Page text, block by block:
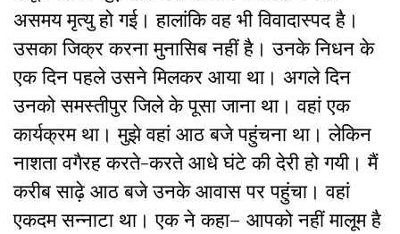
असमय मृत्यु हो गई। हालांकि वह भी विवादास्पद है।
उसका जिक्र करना मुनासिब नहीं है। उनके निधन के
एक दिन पहले उसने मिलकर आया था। अगले दिन
उनको समस्तीपुर जिले के पूसा जाना था। वहां एक
कार्यक्रम था। मुझे वहां आठ बजे पहुंचना था। लेकिन
नाशता वगैरह करते-करते आधे घंटे की देरी हो गयी। मैं
करीब साढ़े आठ बजे उनके आवास पर पहुंचा। वहां
एकदम सन्नाटा था। एक ने कहा– आपको नहीं मालूम है